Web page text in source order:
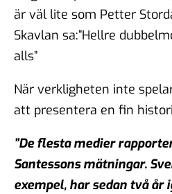
är väl lite som Petter
Skavlan sa:”Hellre
alls”
När verkligheten inte
att presentera en fin
”De flesta medier
Santessons mätningar.
exempel, har sedan två